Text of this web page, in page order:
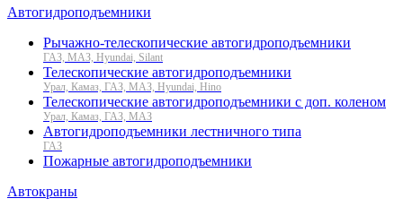
Автогидроподъемники
Рычажно-телескопические автогидроподъемники
ГАЗ, МАЗ, Hyundai, Silant
Телескопические автогидроподъемники
Урал, Камаз, ГАЗ, МАЗ, Hyundai, Hino
Телескопические автогидроподъемники с доп. коленом
Урал, Камаз, ГАЗ, МАЗ
Автогидроподъемники лестничного типа
ГАЗ
Пожарные автогидроподъемники
Автокраны